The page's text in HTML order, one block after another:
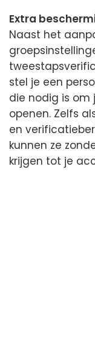
Extra
Naast het
stel je een
die nodig is
openen. Zelfs
en
kunnen ze
krijgen tot je